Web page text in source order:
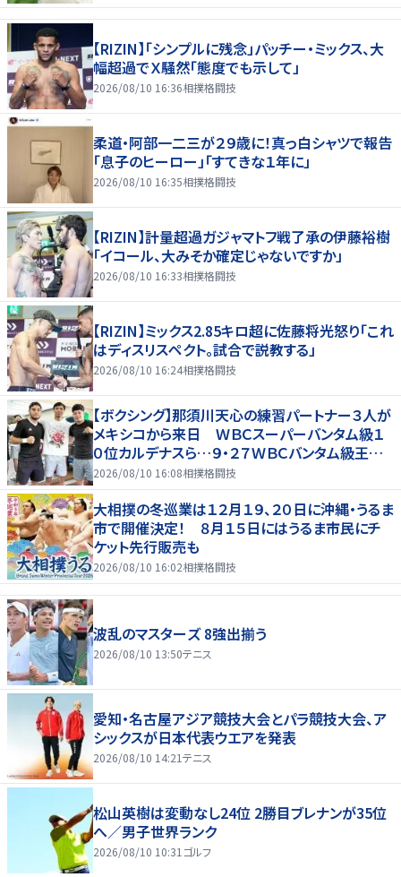
【RIZIN】「シンプルに残念」パッチー・ミックス、大
幅超過でＸ騒然「態度でも示して」
2026/08/10 16:36相撲格闘技
柔道・阿部一二三が２９歳に！真っ白シャツで報告
「息子のヒーロー」「すてきな１年に」
2026/08/10 16:35相撲格闘技
【RIZIN】計量超過ガジャマトフ戦了承の伊藤裕樹
「イコール、大みそか確定じゃないですか」
2026/08/10 16:33相撲格闘技
【RIZIN】ミックス2.85キロ超に佐藤将光怒り「これ
はディスリスペクト。試合で説教する」
2026/08/10 16:24相撲格闘技
【ボクシング】那須川天心の練習パートナー３人が
メキシコから来日 ＷＢＣスーパーバンタム級１
０位カルデナスら…９・２７ＷＢＣバンタム級王者・
井上拓真と再戦
2026/08/10 16:08相撲格闘技
大相撲の冬巡業は１２月１９、２０日に沖縄・うるま
市で開催決定！ ８月１５日にはうるま市民にチ
ケット先行販売も
2026/08/10 16:02相撲格闘技
波乱のマスターズ 8強出揃う
2026/08/10 13:50テニス
愛知・名古屋アジア競技大会とパラ競技大会、ア
シックスが日本代表ウエアを発表
2026/08/10 14:21テニス
松山英樹は変動なし24位 2勝目ブレナンが35位
へ／男子世界ランク
2026/08/10 10:31 ゴルフ